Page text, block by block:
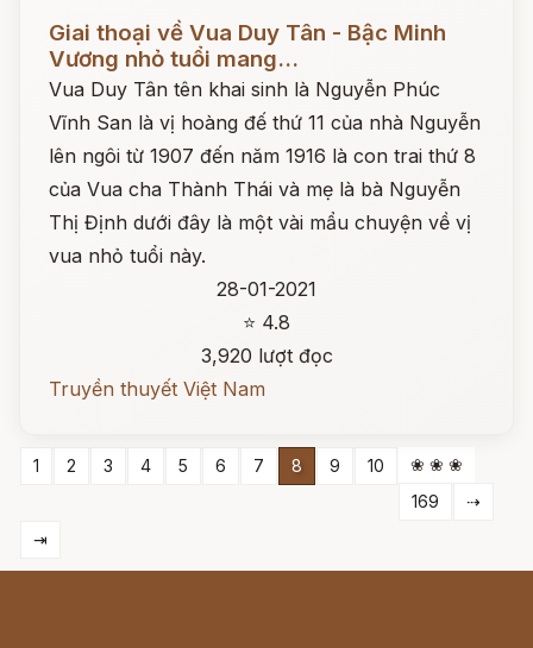
Giai thoại về Vua Duy Tân - Bậc Minh
Vương nhỏ tuổi mang...
Vua Duy Tân tên khai sinh là Nguyễn Phúc
Vĩnh San là vị hoàng đế thứ 11 của nhà Nguyễn
lên ngôi từ 1907 đến năm 1916 là con trai thứ 8
của Vua cha Thành Thái và mẹ là bà Nguyễn
Thị Định dưới đây là một vài mẩu chuyện về vị
vua nhỏ tuổi này.
28-01-2021
⭐ 4.8
3,920 lượt đọc
Truyền thuyết Việt Nam
1 2 3 4 5 6 7 8 9 10
❀ ❀ ❀
169
⇢
⇥